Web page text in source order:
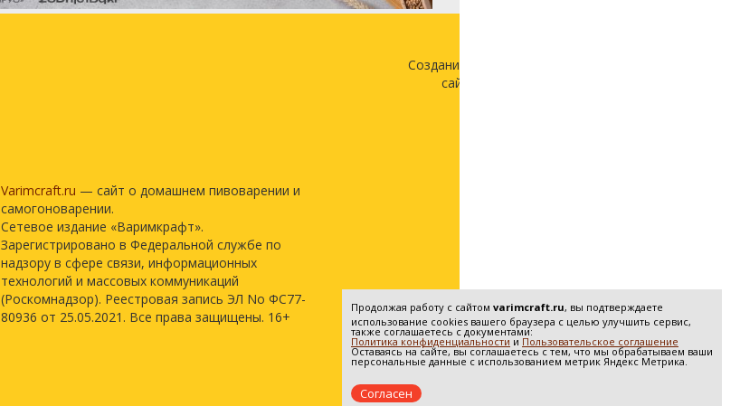
Varimcraft.ru — сайт о домашнем пивоварении и
самогоноварении.
Сетевое издание «Варимкрафт».
Зарегистрировано в Федеральной службе по
надзору в сфере связи, информационных
технологий и массовых коммуникаций
(Роскомнадзор). Реестровая запись ЭЛ No ФС77-
80936 от 25.05.2021. Все права защищены. 16+
Создание и продвижение
сайта —
Продолжая работу с сайтом varimcraft.ru, вы подтверждаете
использование cookies вашего браузера с целью улучшить сервис,
также соглашаетесь с документами:
Политика конфиденциальности и Пользовательское соглашение
Оставаясь на сайте, вы соглашаетесь с тем, что мы обрабатываем ваши
персональные данные с использованием метрик Яндекс Метрика.
Согласен